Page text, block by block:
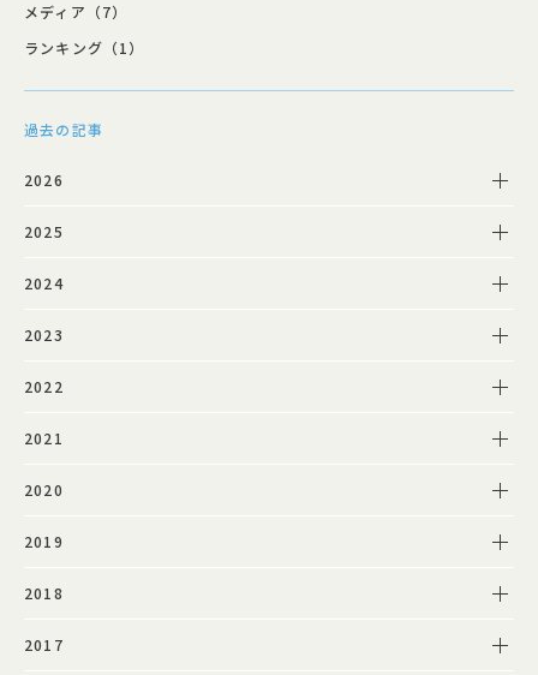
メディア（7）
ランキング（1）
過去の記事
2026
2025
2024
2023
2022
2021
2020
2019
2018
2017